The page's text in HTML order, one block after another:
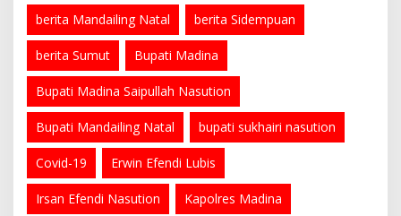
berita Mandailing Natal berita Sidempuan
berita Sumut Bupati Madina
Bupati Madina Saipullah Nasution
Bupati Mandailing Natal bupati sukhairi nasution
Covid-19 Erwin Efendi Lubis
Irsan Efendi Nasution Kapolres Madina